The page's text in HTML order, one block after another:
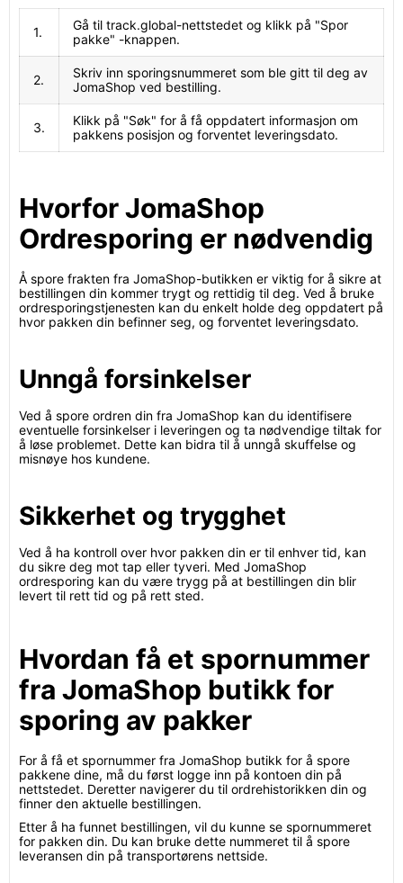
1.
Gå til track.global-nettstedet og klikk på "Spor
pakke" -knappen.
2.
Skriv inn sporingsnummeret som ble gitt til deg av
JomaShop ved bestilling.
3.
Klikk på "Søk" for å få oppdatert informasjon om
pakkens posisjon og forventet leveringsdato.
Hvorfor JomaShop
Ordresporing er nødvendig
Å spore frakten fra JomaShop-butikken er viktig for å sikre at
bestillingen din kommer trygt og rettidig til deg. Ved å bruke
ordresporingstjenesten kan du enkelt holde deg oppdatert på
hvor pakken din befinner seg, og forventet leveringsdato.
Unngå forsinkelser
Ved å spore ordren din fra JomaShop kan du identifisere
eventuelle forsinkelser i leveringen og ta nødvendige tiltak for
å løse problemet. Dette kan bidra til å unngå skuffelse og
misnøye hos kundene.
Sikkerhet og trygghet
Ved å ha kontroll over hvor pakken din er til enhver tid, kan
du sikre deg mot tap eller tyveri. Med JomaShop
ordresporing kan du være trygg på at bestillingen din blir
levert til rett tid og på rett sted.
Hvordan få et spornummer
fra JomaShop butikk for
sporing av pakker
For å få et spornummer fra JomaShop butikk for å spore
pakkene dine, må du først logge inn på kontoen din på
nettstedet. Deretter navigerer du til ordrehistorikken din og
finner den aktuelle bestillingen.
Etter å ha funnet bestillingen, vil du kunne se spornummeret
for pakken din. Du kan bruke dette nummeret til å spore
leveransen din på transportørens nettside.